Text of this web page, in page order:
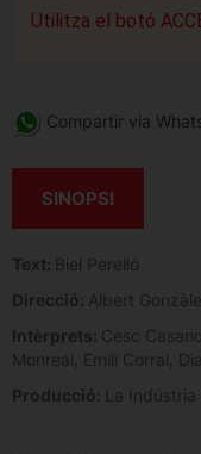
Utilitza el botó
Compartir via
SINOPSI
Text: Biel Perelló
Direcció: Albert
Intèrprets: Cesc
Monreal, Emili Corral,
Producció:
La